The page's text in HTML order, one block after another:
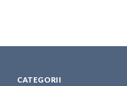
CATEGORII